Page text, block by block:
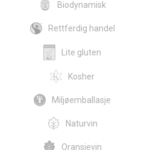
Biodynamisk
Rettferdig handel
Lite gluten
Kosher
Miljøemballasje
Naturvin
Oransjevin